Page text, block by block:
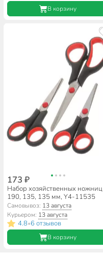
В корзину
173 ₽
Набор хозяйственных ножниц
190, 135, 135 мм, Y4-11535
Самовывоз: 13 августа
Курьером: 13 августа
4.8•6 отзывов
В корзину